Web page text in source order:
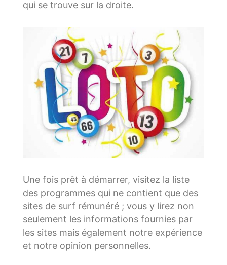
qui se trouve sur la droite.
Une fois prêt à démarrer, visitez la liste
des programmes qui ne contient que des
sites de surf rémunéré ; vous y lirez non
seulement les informations fournies par
les sites mais également notre expérience
et notre opinion personnelles.